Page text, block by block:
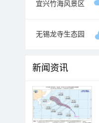
宜兴竹海风景区
无锡龙寺生态园
新闻资讯